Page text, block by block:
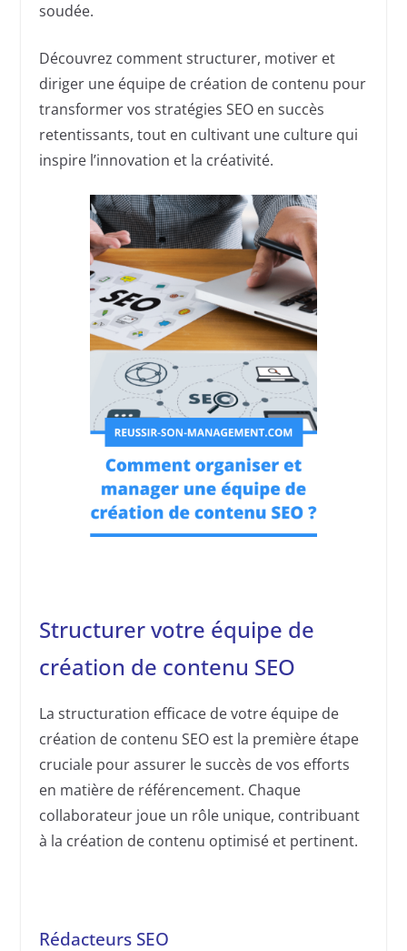
soudée.
Découvrez comment structurer, motiver et
diriger une équipe de création de contenu pour
transformer vos stratégies SEO en succès
retentissants, tout en cultivant une culture qui
inspire l’innovation et la créativité.
Structurer votre équipe de
création de contenu SEO
La structuration efficace de votre équipe de
création de contenu SEO est la première étape
cruciale pour assurer le succès de vos efforts
en matière de référencement. Chaque
collaborateur joue un rôle unique, contribuant
à la création de contenu optimisé et pertinent.
Rédacteurs SEO